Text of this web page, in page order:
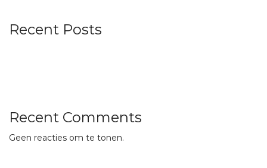
Recent Posts
Recent Comments
Geen reacties om te tonen.